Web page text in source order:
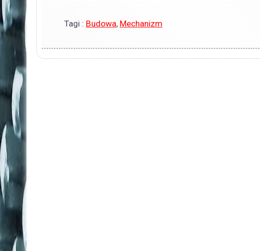
Tagi : Budowa, Mechanizm